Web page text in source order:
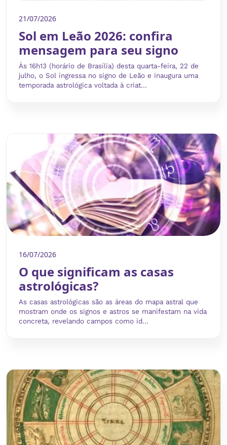
21/07/2026
Sol em Leão 2026: confira
mensagem para seu signo
Às 16h13 (horário de Brasília) desta quarta-feira, 22 de
julho, o Sol ingressa no signo de Leão e inaugura uma
temporada astrológica voltada à criat...
16/07/2026
O que significam as casas
astrológicas?
As casas astrológicas são as áreas do mapa astral que
mostram onde os signos e astros se manifestam na vida
concreta, revelando campos como id...